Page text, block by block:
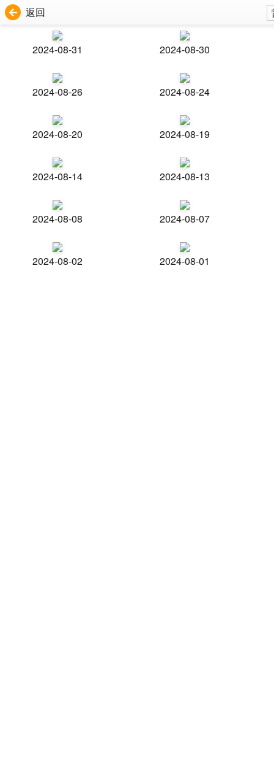
返回
2024-08-31 2024-08-30
2024-08-26 2024-08-24
2024-08-20 2024-08-19
2024-08-14 2024-08-13
2024-08-08 2024-08-07
2024-08-02 2024-08-01